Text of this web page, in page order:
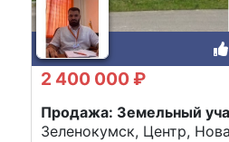
2 400 000 ₽
Продажа: Земельный
Зеленокумск, Центр,